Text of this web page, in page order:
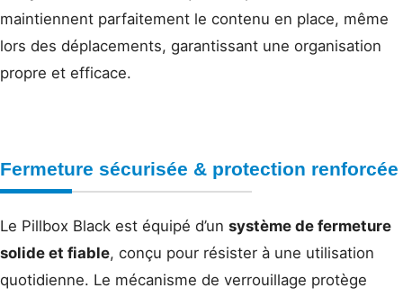
maintiennent parfaitement le contenu en place, même
lors des déplacements, garantissant une organisation
propre et efficace.
Fermeture sécurisée & protection renforcée
Le Pillbox Black est équipé d’un système de fermeture
solide et fiable, conçu pour résister à une utilisation
quotidienne. Le mécanisme de verrouillage protège